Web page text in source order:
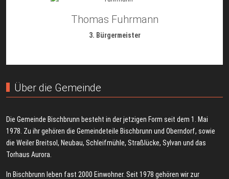
Thomas Fuhrmann
3. Bürgermeister
Über die Gemeinde
Die Gemeinde Bischbrunn besteht in der jetzigen Form seit dem 1. Mai
1978. Zu ihr gehören die Gemeindeteile Bischbrunn und Oberndorf, sowie
die Weiler Breitsol, Neubau, Schleifmühle, Straßlücke, Sylvan und das
Torhaus Aurora.
In Bischbrunn leben fast 2000 Einwohner. Seit 1978 gehören wir zur